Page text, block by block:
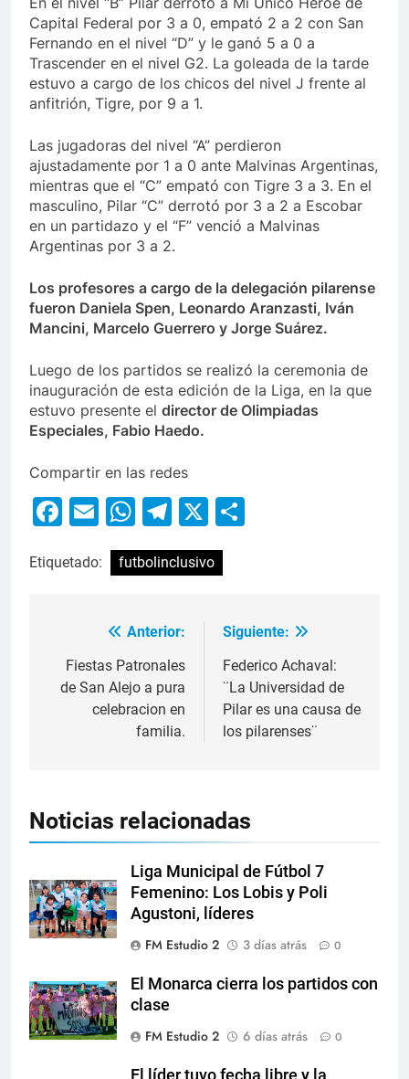
Capital Federal por 3 a 0, empató 2 a 2 con San
Fernando en el nivel “D” y le ganó 5 a 0 a
Trascender en el nivel G2. La goleada de la tarde
estuvo a cargo de los chicos del nivel J frente al
anfitrión, Tigre, por 9 a 1.
Las jugadoras del nivel “A” perdieron
ajustadamente por 1 a 0 ante Malvinas Argentinas,
mientras que el “C” empató con Tigre 3 a 3. En el
masculino, Pilar “C” derrotó por 3 a 2 a Escobar
en un partidazo y el “F” venció a Malvinas
Argentinas por 3 a 2.
Los profesores a cargo de la delegación pilarense
fueron Daniela Spen, Leonardo Aranzasti, Iván
Mancini, Marcelo Guerrero y Jorge Suárez.
Luego de los partidos se realizó la ceremonia de
inauguración de esta edición de la Liga, en la que
estuvo presente el director de Olimpiadas
Especiales, Fabio Haedo.
Compartir en las redes
Facebook
EmailWhatsApp
Telegram
X
Etiquetado: futbolinclusivo
Anterior:
Fiestas Patronales
de San Alejo a pura
celebracion en
familia.
Siguiente:
Federico Achaval:
¨La Universidad de
Pilar es una causa de
los pilarenses¨
Noticias relacionadas
Liga Municipal de Fútbol 7
Femenino: Los Lobis y Poli
Agustoni, líderes
FM Estudio 2
3 días atrás 0
El Monarca cierra los partidos con
clase
FM Estudio 2
6 días atrás 0